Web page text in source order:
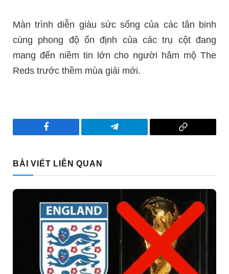
Màn trình diễn giàu sức sống của các tân binh
cùng phong độ ổn định của các trụ cột đang
mang đến niềm tin lớn cho người hâm mộ The
Reds trước thềm mùa giải mới.
Facebook Telegram
Copy
BÀI VIẾT LIÊN QUAN